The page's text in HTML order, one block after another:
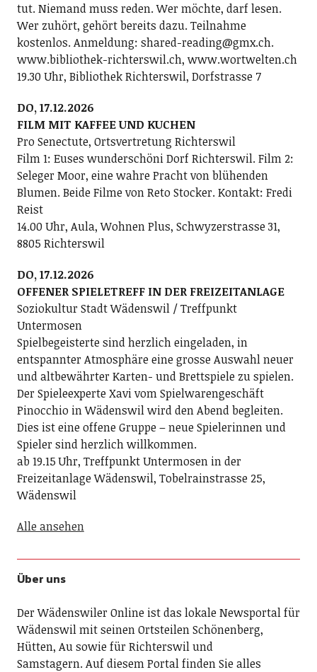
tut. Niemand muss reden. Wer möchte, darf lesen.
Wer zuhört, gehört bereits dazu. Teilnahme
kostenlos. Anmeldung: shared-reading@gmx.ch.
www.bibliothek-richterswil.ch, www.wortwelten.ch
19.30 Uhr, Bibliothek Richterswil, Dorfstrasse 7
DO, 17.12.2026
FILM MIT KAFFEE UND KUCHEN
Pro Senectute, Ortsvertretung Richterswil
Film 1: Euses wunderschöni Dorf Richterswil. Film 2:
Seleger Moor, eine wahre Pracht von blühenden
Blumen. Beide Filme von Reto Stocker. Kontakt: Fredi
Reist
14.00 Uhr, Aula, Wohnen Plus, Schwyzerstrasse 31,
8805 Richterswil
DO, 17.12.2026
OFFENER SPIELETREFF IN DER FREIZEITANLAGE
Soziokultur Stadt Wädenswil / Treffpunkt
Untermosen
Spielbegeisterte sind herzlich eingeladen, in
entspannter Atmosphäre eine grosse Auswahl neuer
und altbewährter Karten- und Brettspiele zu spielen.
Der Spieleexperte Xavi vom Spielwarengeschäft
Pinocchio in Wädenswil wird den Abend begleiten.
Dies ist eine offene Gruppe – neue Spielerinnen und
Spieler sind herzlich willkommen.
ab 19.15 Uhr, Treffpunkt Untermosen in der
Freizeitanlage Wädenswil, Tobelrainstrasse 25,
Wädenswil
Alle ansehen
Über uns
Der Wädenswiler Online ist das lokale Newsportal für
Wädenswil mit seinen Ortsteilen Schönenberg,
Hütten, Au sowie für Richterswil und
Samstagern. Auf diesem Portal finden Sie alles